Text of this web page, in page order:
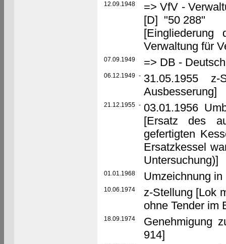
12.09.1948
=> VfV -
[D] "50 288"
Verwaltung für
07.09.1949 => DB -
06.12.1949 - 31.05.1955 z-
Ausbesserung]
21.12.1955 - 03.01.1956
[Ersatz des
gefertigten
Ersatzkessel
Untersuchung)]
01.01.1968 Umzeichnung
10.06.1974
z-Stellung [Lok
ohne Tender im
18.09.1974
Genehmigung
914]